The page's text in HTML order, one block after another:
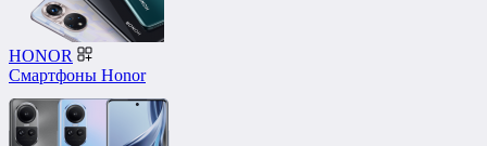
HONOR
Смартфоны Honor